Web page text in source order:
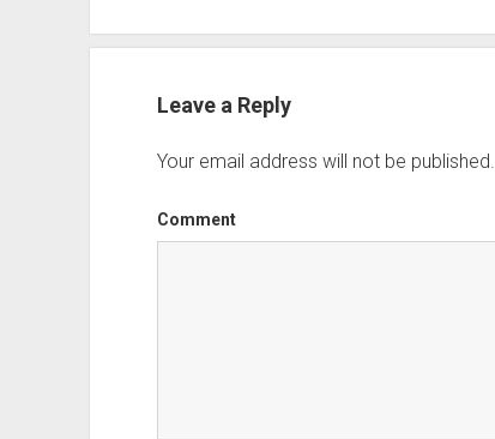
Leave a Reply
Your email address will not be published.
Comment